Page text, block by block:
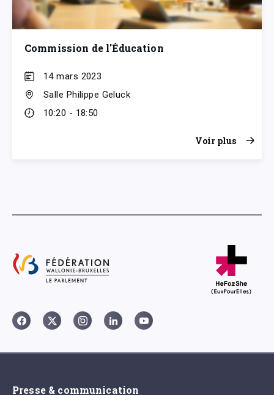
Commission de l'Éducation
14 mars 2023
Salle Philippe Geluck
10:20 - 18:50
Voir plus
Presse & communication